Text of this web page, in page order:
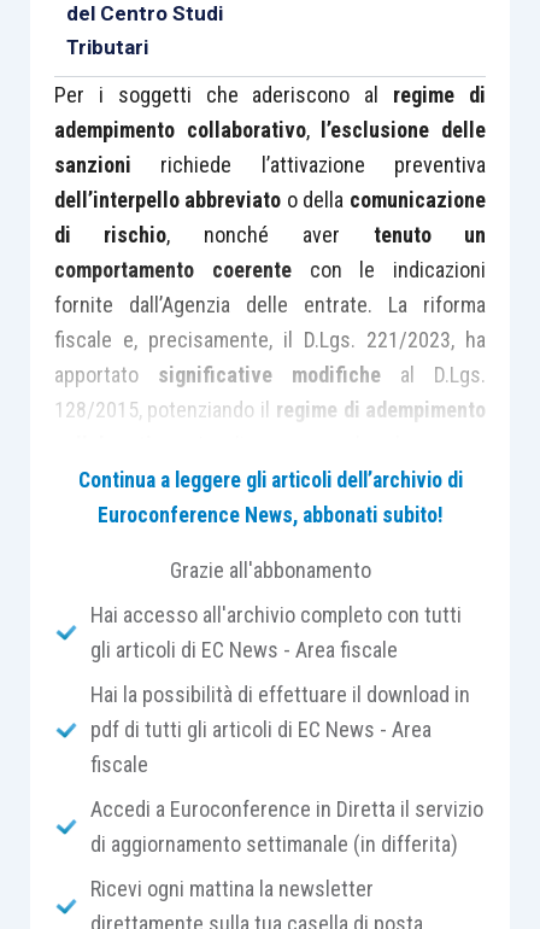
del Centro Studi
Tributari
Per i soggetti che aderiscono al regime di
adempimento collaborativo,
l’esclusione delle
sanzioni richiede l’attivazione preventiva
dell’interpello abbreviato o della comunicazione
di rischio, nonché aver tenuto un
comportamento coerentecon le indicazioni
fornite dall’Agenzia delle entrate. La riforma
fiscale e, precisamente, il D.Lgs. 221/2023, ha
apportato significative modifiche al D.Lgs.
128/2015, potenziando il regime di adempimento
dell’adempimento collaborativo è l’adozione di
forme di comunicazione e cooperazione
Amministrazione finanziaria e contribuenti,
nonché difavorire la prevenzione e la
risoluzione delle controversiein materia fiscale.
Per garantire tale obiettivo, è previsto che il
contribuente debba dotarsi di unsistema di
rilevazione, misurazione, gestione e controllo
del rischio fiscale
certificato da un
professionista abilitato.
Uno degli aspetti più appetibili riguarda
Continua a leggere gli articoli dell’archivio di
Euroconference News, abbonati subito!
Grazie all'abbonamento
Hai accesso all'archivio completo con tutti
gli articoli di EC News - Area fiscale
Hai la possibilità di effettuare il download in
pdf di tutti gli articoli di EC News - Area
fiscale
Accedi a Euroconference in Diretta il servizio
di aggiornamento settimanale (in differita)
Ricevi ogni mattina la newsletter
direttamente sulla tua casella di posta